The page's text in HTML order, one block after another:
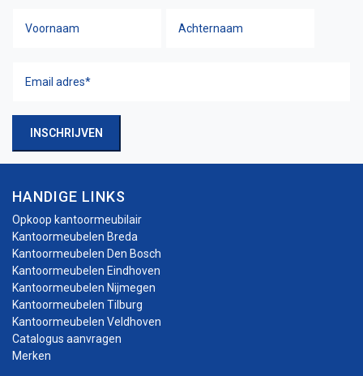
Naam
adres(Vereist)
INSCHRIJVEN
HANDIGE LINKS
Opkoop kantoormeubilair
Kantoormeubelen Breda
Kantoormeubelen Den Bosch
Kantoormeubelen Eindhoven
Kantoormeubelen Nijmegen
Kantoormeubelen Tilburg
Kantoormeubelen Veldhoven
Catalogus aanvragen
Merken